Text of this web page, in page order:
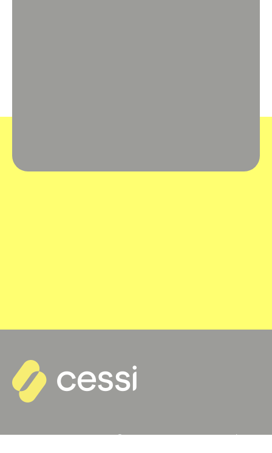
Todos los derechos reservados © 2022 — Tel.:+54 9 11 5217-7802/+54 9